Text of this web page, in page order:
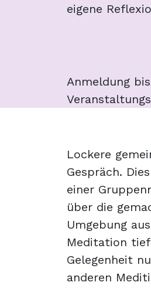
eigene
Anmeldung
Lockere
Gespräch.
einer
über die
Umgebung
Meditation
Gelegenheit
anderen